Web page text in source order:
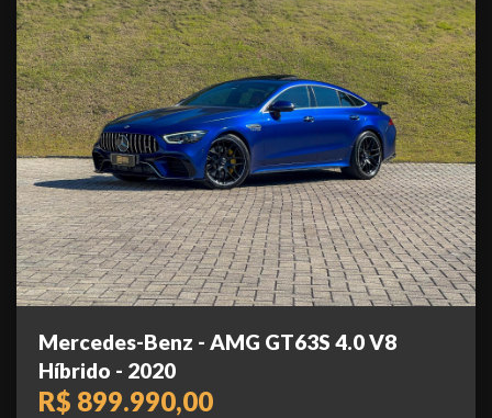
Mercedes-Benz - AMG GT63S 4.0 V8
Híbrido - 2020
R$ 899.990,00